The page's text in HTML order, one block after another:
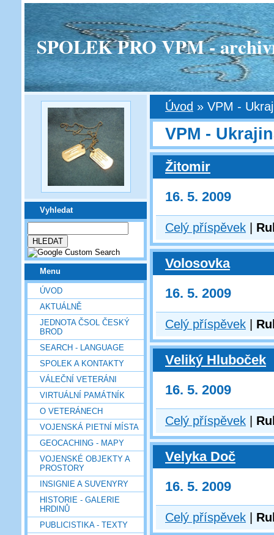
SPOLEK PRO VPM -
Vyhledat
Menu
ÚVOD
AKTUÁLNĚ
JEDNOTA ČSOL ČESKÝ
BROD
SEARCH - LANGUAGE
SPOLEK A KONTAKTY
VÁLEČNÍ VETERÁNI
VIRTUÁLNÍ PAMÁTNÍK
O VETERÁNECH
VOJENSKÁ PIETNÍ MÍSTA
GEOCACHING - MAPY
VOJENSKÉ OBJEKTY A
PROSTORY
INSIGNIE A SUVENYRY
HISTORIE - GALERIE
HRDINŮ
PUBLICISTIKA - TEXTY
Úvod » VPM -
VPM -
Žitomir
16. 5. 2009
Celý příspěvek
Volosovka
16. 5. 2009
Celý příspěvek
Veliký Hluboček
16. 5. 2009
Celý příspěvek
Velyka Doč
16. 5. 2009
Celý příspěvek